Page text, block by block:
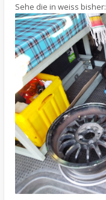
Sehe die in weiss bisher: